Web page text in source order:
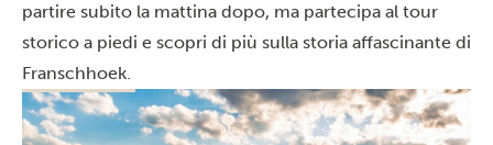
partire subito la mattina dopo, ma partecipa al tour
storico a piedi e scopri di più sulla storia affascinante di
Franschhoek.